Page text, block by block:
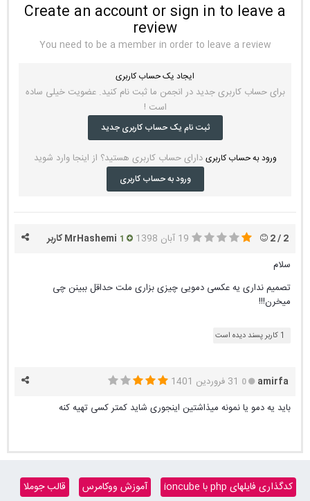
Create an account or sign in to leave a
review
You need to be a member in order to leave a review
ایجاد یک حساب کاربری
برای حساب کاربری جدید در انجمن ما ثبت نام کنید. عضویت خیلی ساده
است !
ثبت نام یک حساب کاربری جدید
ورود به حساب کاربری دارای حساب کاربری هستید؟ از اینجا وارد شوید
ورود به حساب کاربری
MrHashemi 19 آبان 1398
2 / 2 کاربر
سلام
تصمیم نداری یه عکسی دمویی چیزی بزاری ملت حداقل ببینن چی
میخرن!!!
1 کاربر پسند دیده است
amirfa
31 فروردین 1401
باید یه دمو یا نمونه میذاشتین اینجوری شاید کمتر کسی تهیه کنه
کدگذاری فایلهای php با ioncube آموزش ووکامرس قالب جوملا